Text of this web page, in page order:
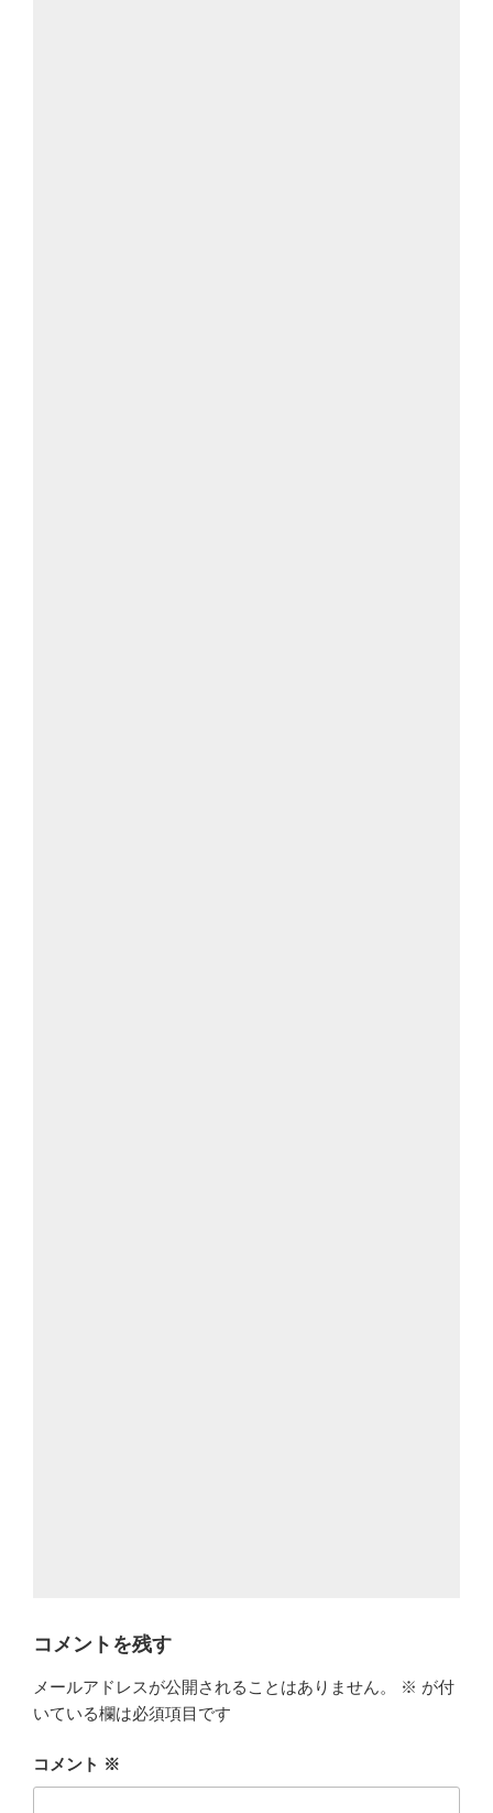
コメントを残す
メールアドレスが公開されることはありません。 ※ が付
いている欄は必須項目です
コメント ※